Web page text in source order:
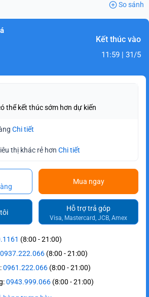
So sánh
Kết thúc vào
11:59 | 31/5
thể kết thúc sớm hơn dự kiến
Chi tiết
thị khác rẻ hơn Chi tiết
Mua ngay
Hỗ trợ trả góp
Visa, Mastercard, JCB, Amex
(8:00 - 21:00)
0937.222.066 (8:00 - 21:00)
0961.222.066 (8:00 - 21:00)
0943.999.066 (8:00 - 21:00)